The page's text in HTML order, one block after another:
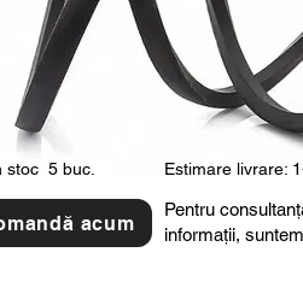
stoc 5 buc.
acum
Estimare livrare:
Pentru
informații,